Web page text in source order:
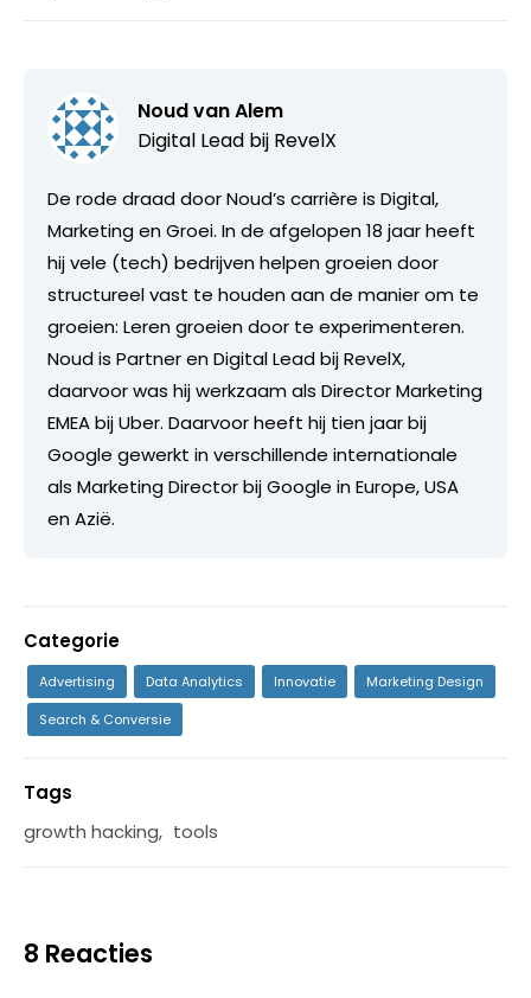
Noud van Alem
Digital Lead bij RevelX
De rode draad door Noud’s carrière is Digital,
Marketing en Groei. In de afgelopen 18 jaar heeft
hij vele (tech) bedrijven helpen groeien door
structureel vast te houden aan de manier om te
groeien: Leren groeien door te experimenteren.
Noud is Partner en Digital Lead bij RevelX,
daarvoor was hij werkzaam als Director Marketing
EMEA bij Uber. Daarvoor heeft hij tien jaar bij
Google gewerkt in verschillende internationale
als Marketing Director bij Google in Europe, USA
en Azië.
Categorie
Advertising Data Analytics Innovatie
Marketing Design
Search & Conversie
Tags
growth hacking, tools
8 Reacties